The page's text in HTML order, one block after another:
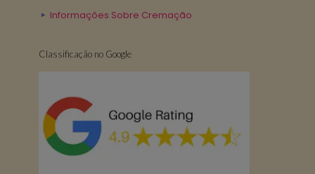
Informações Sobre Cremação
Classificação no Google